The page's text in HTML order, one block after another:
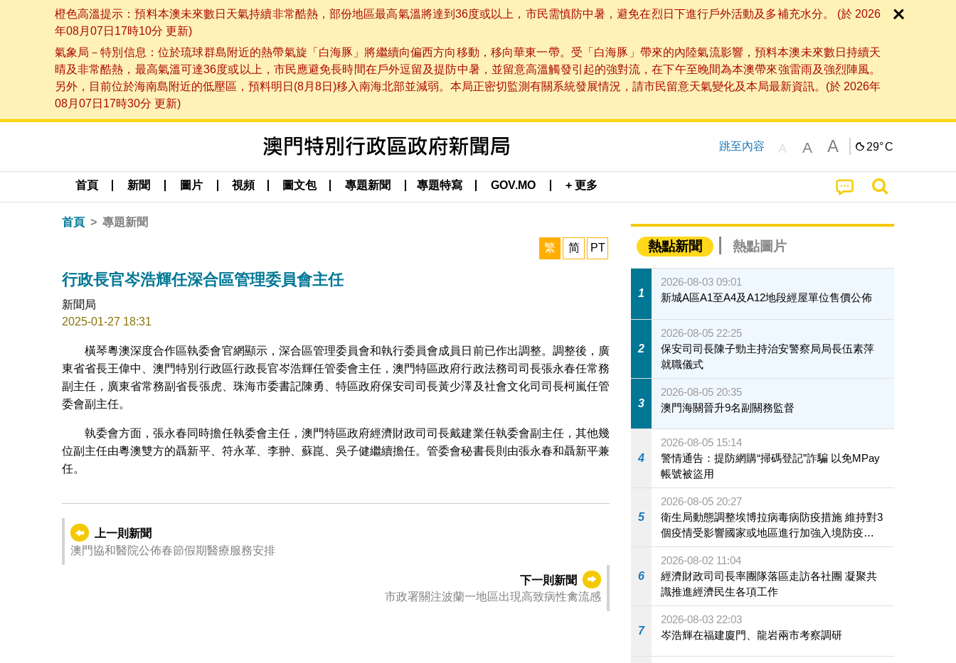
橙色高溫提示：預料本澳未來數日天氣持續非常酷熱，部份地區最高氣溫將達到36度或以上，市民需慎防中暑，避免在烈日下進行戶外活動及多補充水分。 (於 2026
年08月07日17時10分 更新)
氣象局－特別信息：位於琉球群島附近的熱帶氣旋「白海豚」將繼續向偏西方向移動，移向華東一帶。受「白海豚」帶來的內陸氣流影響，預料本澳未來數日持續天
晴及非常酷熱，最高氣溫可達36度或以上，市民應避免長時間在戶外逗留及提防中暑，並留意高溫觸發引起的強對流，在下午至晚間為本澳帶來強雷雨及強烈陣風。
另外，目前位於海南島附近的低壓區，預料明日(8月8日)移入南海北部並減弱。本局正密切監測有關系統發展情況，請市民留意天氣變化及本局最新資訊。(於 2026年
08月07日17時30分 更新)
跳至內容 A A A 29°C
首頁 新聞 圖片 視頻 圖文包 專題新聞 專題特寫 GOV.MO + 更多
首頁 專題新聞
繁 简 PT
行政長官岑浩輝任深合區管理委員會主任
新聞局
2025-01-27 18:31
橫琴粵澳深度合作區執委會官網顯示，深合區管理委員會和執行委員會成員日前已作出調整。調整後，廣
東省省長王偉中、澳門特別行政區行政長官岑浩輝任管委會主任，澳門特區政府行政法務司司長張永春任常務
副主任，廣東省常務副省長張虎、珠海市委書記陳勇、特區政府保安司司長黃少澤及社會文化司司長柯嵐任管
委會副主任。
執委會方面，張永春同時擔任執委會主任，澳門特區政府經濟財政司司長戴建業任執委會副主任，其他幾
位副主任由粵澳雙方的聶新平、符永革、李翀、蘇崑、吳子健繼續擔任。管委會秘書長則由張永春和聶新平兼
任。
上一則新聞
澳門協和醫院公佈春節假期醫療服務安排
下一則新聞
市政署關注波蘭一地區出現高致病性禽流感
熱點新聞 熱點圖片
1
2026-08-03 09:01
新城A區A1至A4及A12地段經屋單位售價公佈
2
2026-08-05 22:25
保安司司長陳子勁主持治安警察局局長伍素萍
就職儀式
3
2026-08-05 20:35
澳門海關晉升9名副關務監督
4
2026-08-05 15:14
警情通告：提防網購“掃碼登記”詐騙 以免MPay
帳號被盜用
5
2026-08-05 20:27
衛生局動態調整埃博拉病毒病防疫措施 維持對3
個疫情受影響國家或地區進行加強入境防疫措
施
6
2026-08-02 11:04
經濟財政司司長率團隊落區走訪各社團 凝聚共
識推進經濟民生各項工作
7
2026-08-03 22:03
岑浩輝在福建廈門、龍岩兩市考察調研